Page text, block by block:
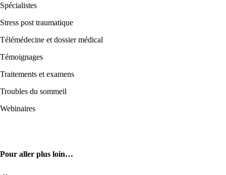
Spécialistes
Stress post traumatique
Télémédecine et dossier médical
Témoignages
Traitements et examens
Troubles du sommeil
Webinaires
Pour aller plus loin…